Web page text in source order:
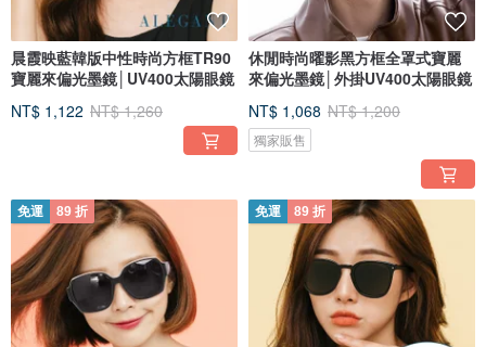
晨霞映藍韓版中性時尚方框TR90
寶麗來偏光墨鏡│UV400太陽眼鏡
NT$ 1,122 NT$ 1,260
休閒時尚曜影黑方框全罩式寶麗
來偏光墨鏡│外掛UV400太陽眼鏡
NT$ 1,068 NT$ 1,200
獨家販售
免運 89 折 免運 89 折